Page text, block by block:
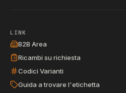
LINK
B2B Area
Ricambi su richiesta
Codici Varianti
Guida a trovare l'etichetta